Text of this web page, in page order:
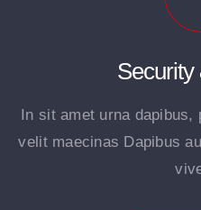
Security
In sit amet urna dapibus,
velit maecinas Dapibus